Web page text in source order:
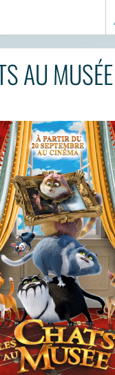
AU MUSÉE